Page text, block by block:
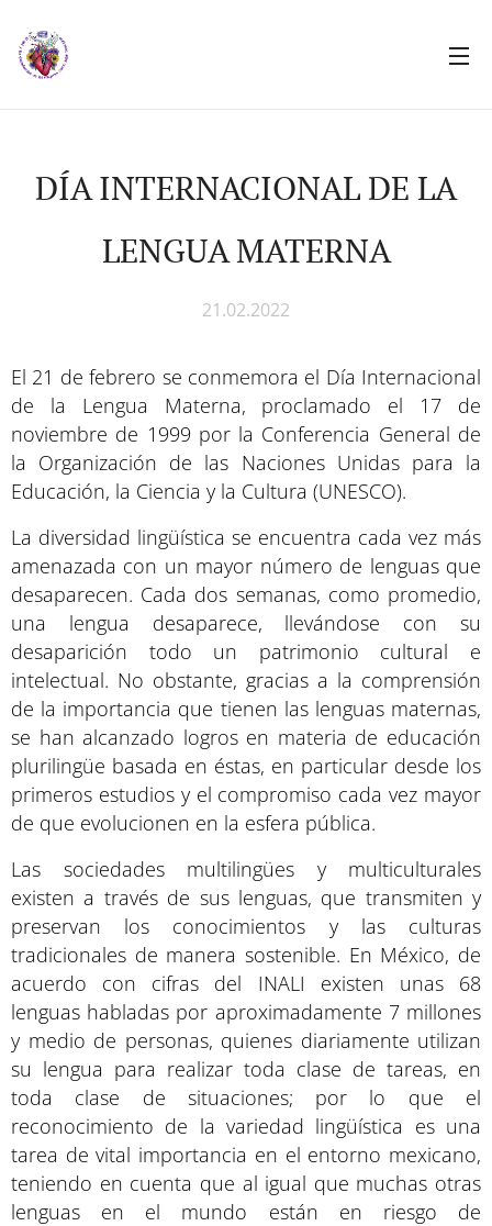
DÍA INTERNACIONAL DE LA
LENGUA MATERNA
21.02.2022
El 21 de febrero se conmemora el Día Internacional
de la Lengua Materna, proclamado el 17 de
noviembre de 1999 por la Conferencia General de
la Organización de las Naciones Unidas para la
Educación, la Ciencia y la Cultura (UNESCO).
La diversidad lingüística se encuentra cada vez más
amenazada con un mayor número de lenguas que
desaparecen. Cada dos semanas, como promedio,
una lengua desaparece, llevándose con su
desaparición todo un patrimonio cultural e
intelectual. No obstante, gracias a la comprensión
de la importancia que tienen las lenguas maternas,
se han alcanzado logros en materia de educación
plurilingüe basada en éstas, en particular desde los
primeros estudios y el compromiso cada vez mayor
de que evolucionen en la esfera pública.
Las sociedades multilingües y multiculturales
existen a través de sus lenguas, que transmiten y
preservan los conocimientos y las culturas
tradicionales de manera sostenible. En México, de
acuerdo con cifras del INALI existen unas 68
lenguas habladas por aproximadamente 7 millones
y medio de personas, quienes diariamente utilizan
su lengua para realizar toda clase de tareas, en
toda clase de situaciones; por lo que el
reconocimiento de la variedad lingüística es una
tarea de vital importancia en el entorno mexicano,
teniendo en cuenta que al igual que muchas otras
lenguas en el mundo están en riesgo de